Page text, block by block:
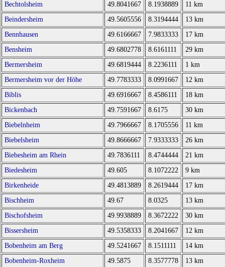
Bechtolsheim
49.8041667 8.1938889
11 km
Beindersheim
49.5605556 8.3194444
13 km
Bennhausen
49.6166667 7.9833333
17 km
Bensheim
49.6802778 8.6161111
29 km
Bermersheim
49.6819444 8.2236111
1 km
Bermersheim vor der Höhe
49.7783333 8.0991667
12 km
Biblis
49.6916667 8.4586111
18 km
Bickenbach
49.7591667 8.6175
30 km
Biebelnheim
49.7966667 8.1705556
11 km
Biebelsheim
49.8666667 7.9333333
26 km
Biebesheim am Rhein
49.7836111 8.4744444
21 km
Biedesheim
49.605 8.1072222
9 km
Birkenheide
49.4813889 8.2619444
17 km
Bischheim
49.67 8.0325
13 km
Bischofsheim
49.9938889 8.3672222
30 km
Bissersheim
49.5358333 8.2041667
12 km
Bobenheim am Berg
49.5241667 8.1511111
14 km
Bobenheim-Roxheim
49.5875 8.3577778
13 km